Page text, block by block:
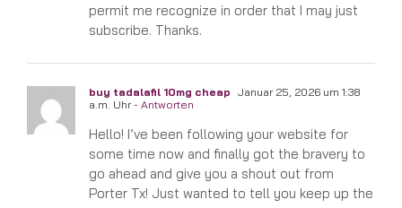
permit me recognize in order that I may just
subscribe. Thanks.
buy tadalafil 10mg cheap Januar 25, 2026 um 1:38
a.m. Uhr- Antworten
Hello! I’ve been following your website for
some time now and finally got the bravery to
go ahead and give you a shout out from
Porter Tx! Just wanted to tell you keep up the